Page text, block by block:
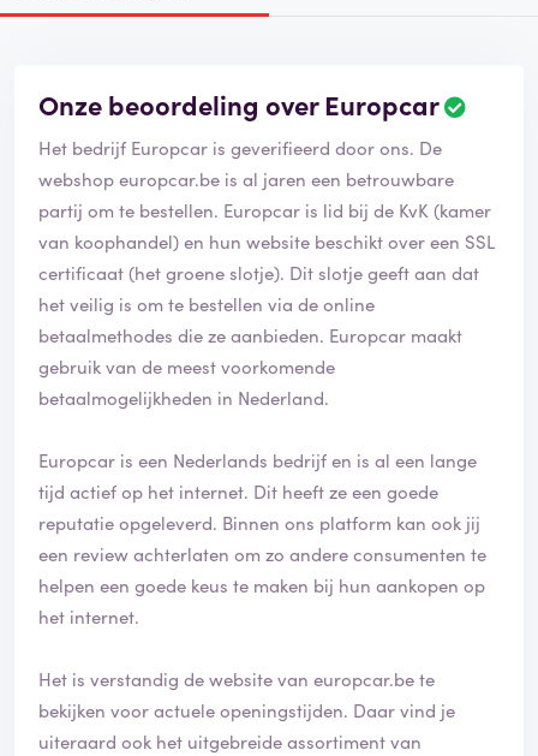
Onze beoordeling over Europcar
Het bedrijf Europcar is geverifieerd door ons. De
webshop europcar.be is al jaren een betrouwbare
partij om te bestellen. Europcar is lid bij de KvK (kamer
van koophandel) en hun website beschikt over een SSL
certificaat (het groene slotje). Dit slotje geeft aan dat
het veilig is om te bestellen via de online
betaalmethodes die ze aanbieden. Europcar maakt
gebruik van de meest voorkomende
betaalmogelijkheden in Nederland.
Europcar is een Nederlands bedrijf en is al een lange
tijd actief op het internet. Dit heeft ze een goede
reputatie opgeleverd. Binnen ons platform kan ook jij
een review achterlaten om zo andere consumenten te
helpen een goede keus te maken bij hun aankopen op
het internet.
Het is verstandig de website van europcar.be te
bekijken voor actuele openingstijden. Daar vind je
uiteraard ook het uitgebreide assortiment van